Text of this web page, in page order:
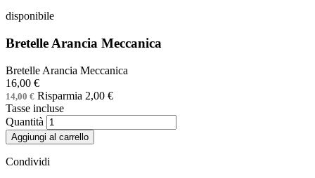
disponibile
Bretelle Arancia Meccanica
Bretelle Arancia Meccanica
16,00 €
14,00 € Risparmia 2,00 €
Tasse incluse
Quantità
Aggiungi al carrello
Condividi